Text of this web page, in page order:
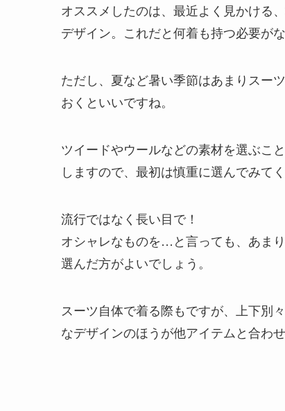
オススメしたのは、最近よく見かける
デザイン。これだと何着も持つ必要がな
ただし、夏など暑い季節はあまりスー
おくといいですね。
ツイードやウールなどの素材を選ぶこ
しますので、最初は慎重に選んでみてく
流行ではなく長い目で！
オシャレなものを…と言っても、あま
選んだ方がよいでしょう。
スーツ自体で着る際もですが、上下別
なデザインのほうが他アイテムと合わ